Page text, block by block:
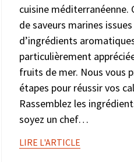
cuisine méditerranéenne.
de saveurs marines
d’ingrédients
particulièrement
fruits de mer. Nous vous
étapes pour réussir vos
Rassemblez les
soyez un chef…
LIRE L'ARTICLE